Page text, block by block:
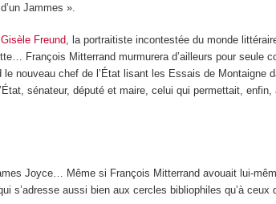
Jammes ».
Gisèle Freund, la portraitiste incontestée du monde
François Mitterrand murmurera d’ailleurs pour seule
nouveau chef de l’État lisant les Essais de Montaigne
sénateur, député et maire, celui qui permettait,
Joyce… Même si François Mitterrand avouait lui-
s’adresse aussi bien aux cercles bibliophiles qu’à